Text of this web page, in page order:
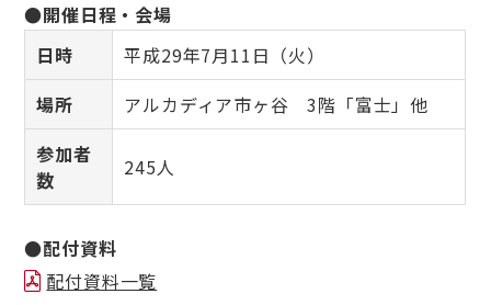
●開催日程・会場
日時
平成29年7月11日（火）
場所
アルカディア市ヶ谷 3階「富士」他
参加者
数
245人
●配付資料
配付資料一覧